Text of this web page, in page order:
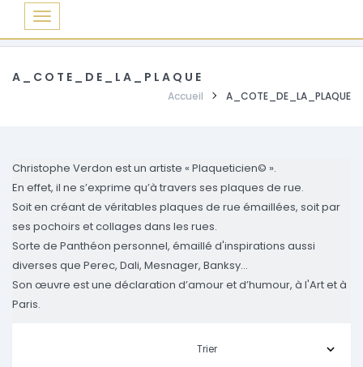
Basculer
la
A_COTE_DE_LA_PLAQUE
Accueil A_COTE_DE_LA_PLAQUE
Christophe Verdon est un artiste « Plaqueticien© ».
En effet, il ne s’exprime qu’à travers ses plaques de rue.
Soit en créant de véritables plaques de rue émaillées, soit par
ses pochoirs et collages dans les rues.
Sorte de Panthéon personnel, émaillé d'inspirations aussi
diverses que Perec, Dali, Mesnager, Banksy...
Son œuvre est une déclaration d’amour et d’humour, à l'Art et à
Paris.